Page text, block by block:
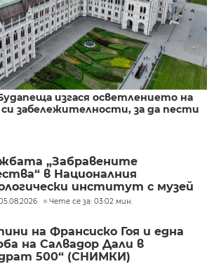
изгася осветлението на
забележителности, за да пести
„Забравените
в Националния
институт с музей
Чете се за: 03:02 мин.
на Франсиско Гоя и една
на Салвадор Дали в
500“ (СНИМКИ)